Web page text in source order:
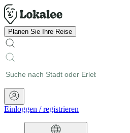
Planen Sie Ihre Reise
Einloggen /registrieren